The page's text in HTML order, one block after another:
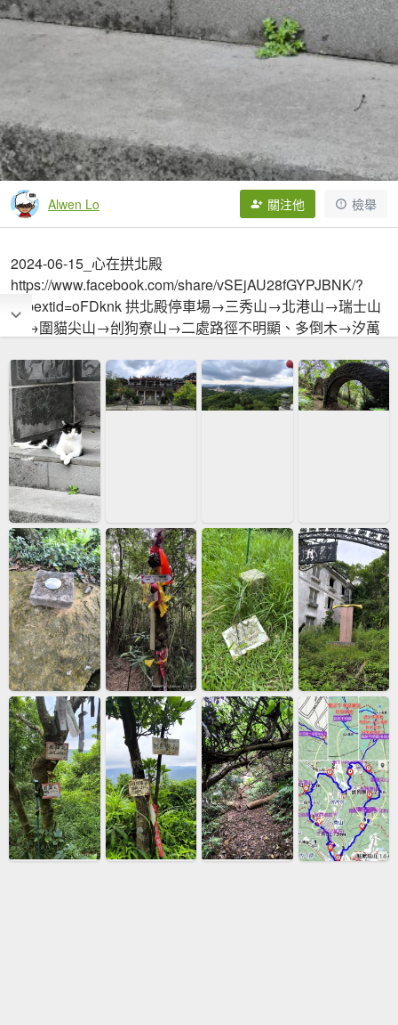
Alwen Lo 關注他 檢舉
2024-06-15_心在拱北殿
https://www.facebook.com/share/vSEjAU28fGYPJBNK/?
mibextid=oFDknk 拱北殿停車場→三秀山→北港山→瑞士山
莊→圍貓尖山→刣狗寮山→二處路徑不明顯、多倒木→汐萬